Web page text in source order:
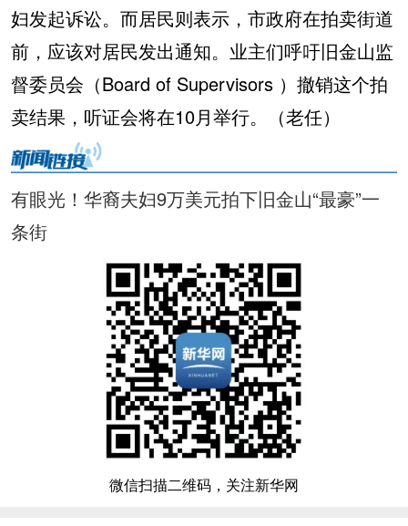
妇发起诉讼。而居民则表示，市政府在拍卖街道
前，应该对居民发出通知。业主们呼吁旧金山监
督委员会（Board of Supervisors ）撤销这个拍
卖结果，听证会将在10月举行。（老任）
有眼光！华裔夫妇9万美元拍下旧金山“最豪”一
条街
微信扫描二维码，关注新华网